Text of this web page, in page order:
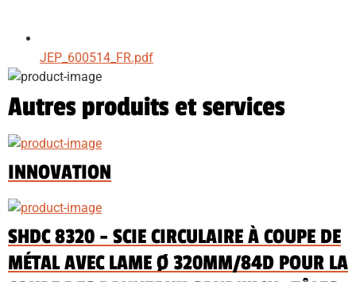
JEP_600514_FR.pdf
Autres produits et services
INNOVATION
SHDC 8320 - SCIE CIRCULAIRE À COUPE DE
MÉTAL AVEC LAME Ø 320MM/84D POUR LA